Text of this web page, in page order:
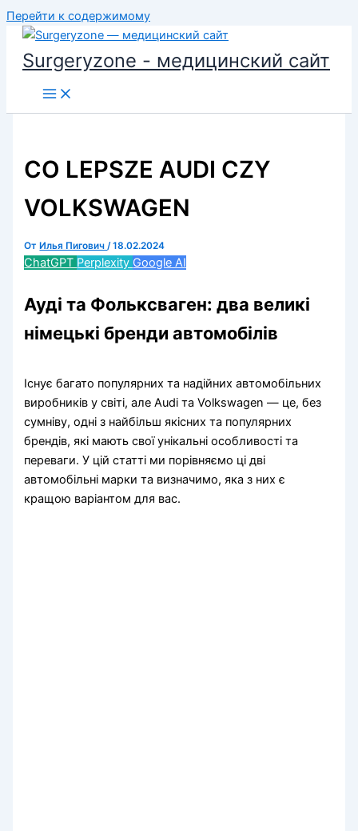
Перейти к содержимому
Surgeryzone - медицинский сайт
CO LEPSZE AUDI CZY
VOLKSWAGEN
От Илья Пигович/18.02.2024
ChatGPT Perplexity Google AI
Ауді та Фольксваген: два великі
німецькі бренди автомобілів
Існує багато популярних та надійних автомобільних
виробників у світі, але Audi та Volkswagen — це, без
сумніву, одні з найбільш якісних та популярних
брендів, які мають свої унікальні особливості та
переваги. У цій статті ми порівняємо ці дві
автомобільні марки та визначимо, яка з них є
кращою варіантом для вас.